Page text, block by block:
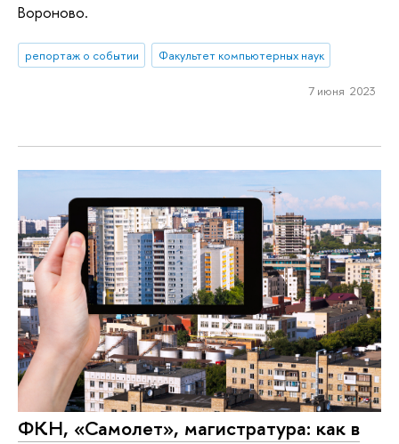
Вороново.
репортаж о событии Факультет компьютерных наук
7 июня 2023
ФКН, «Самолет», магистратура: как в